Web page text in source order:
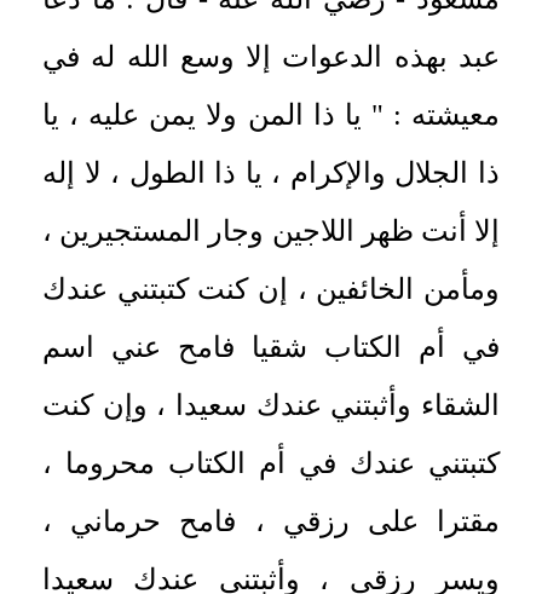
عبد بهذه الدعوات إلا وسع الله له في
معيشته : " يا ذا المن ولا يمن عليه ، يا
ذا الجلال والإكرام ، يا ذا الطول ، لا إله
إلا أنت ظهر اللاجين وجار المستجيرين ،
ومأمن الخائفين ، إن كنت كتبتني عندك
في أم الكتاب شقيا فامح عني اسم
الشقاء وأثبتني عندك سعيدا ، وإن كنت
كتبتني عندك في أم الكتاب محروما ،
مقترا على رزقي ، فامح حرماني ،
ويسر رزقي ، وأثبتني عندك سعيدا